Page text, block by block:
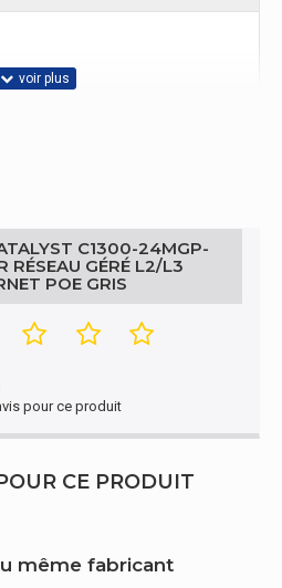
C1300-24MGP-
RÉSEAU GÉRÉ L2/L3
POE GRIS
pour ce produit
CE PRODUIT
même fabricant